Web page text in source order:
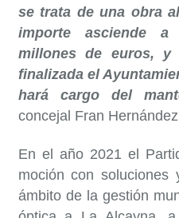
se trata de una obra
importe asciende
millones de euros, y
finalizada el
hará cargo del
concejal Fran
En el año 2021 el
moción con soluciones
ámbito de la gestión